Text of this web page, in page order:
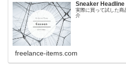
Sneaker Headline
実際に買って試した商
介
freelance-items.com